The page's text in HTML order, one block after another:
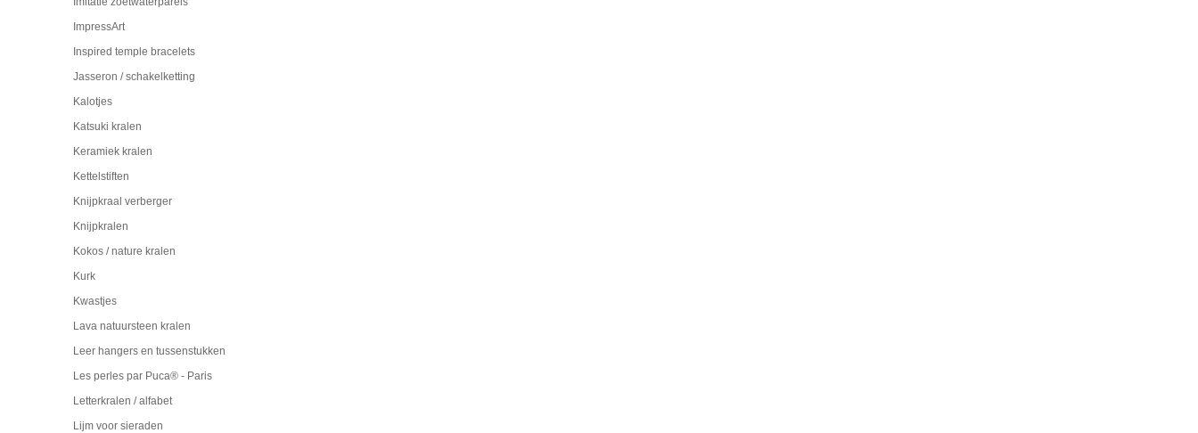
ImpressArt
Inspired temple bracelets
Jasseron / schakelketting
Kalotjes
Katsuki kralen
Keramiek kralen
Kettelstiften
Knijpkraal verberger
Knijpkralen
Kokos / nature kralen
Kurk
Kwastjes
Lava natuursteen kralen
Leer hangers en tussenstukken
Les perles par Puca® - Paris
Letterkralen / alfabet
Lijm voor sieraden